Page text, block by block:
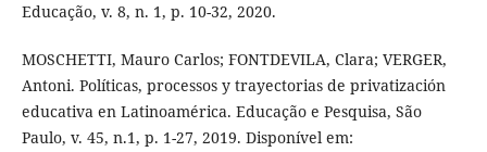
Educação, v. 8, n. 1, p. 10-32, 2020.
MOSCHETTI, Mauro Carlos; FONTDEVILA, Clara; VERGER,
Antoni. Políticas, processos y trayectorias de privatización
educativa en Latinoamérica. Educação e Pesquisa, São
Paulo, v. 45, n.1, p. 1-27, 2019. Disponível em: